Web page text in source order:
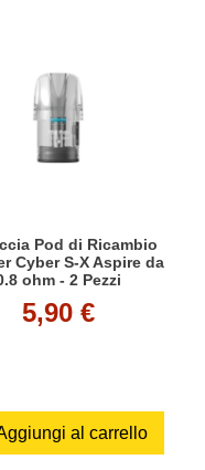
Pod di Ricambio
Cyber S-X Aspire da
ohm - 2 Pezzi
5,90 €
al carrello